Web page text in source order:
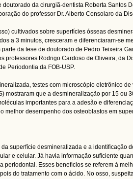
doutorado da cirurgiã-dentista Roberta Santos
do professor Dr. Alberto Consolaro da
cultivados sobre superfícies ósseas
a 3 minutos, cresceram e diferenciaram-se
da tese de doutorado de Pedro Teixeira
professores Rodrigo Cardoso de Oliveira, da
Periodontia da FOB-USP.
testes com microscópio eletrônico
mostraram que a desmineralização por 15 ou
importantes para a adesão e
melhor desempenho dos osteoblastos em
superfície desmineralizada e a identificação
e celular. Já havia informação suficiente
periodontal. Esses benefícios se referem à
do tratamento com o ácido. No osso,